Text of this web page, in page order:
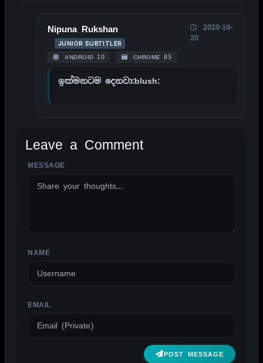
Nipuna Rukshan
JUNIOR SUBTITLER
ANDROID 10 CHROME 85
2020-10-
20
ඉක්මනටම දෙනවා:blush:
Leave a Comment
MESSAGE
NAME
EMAIL
POST MESSAGE
ALTERNATIVE: